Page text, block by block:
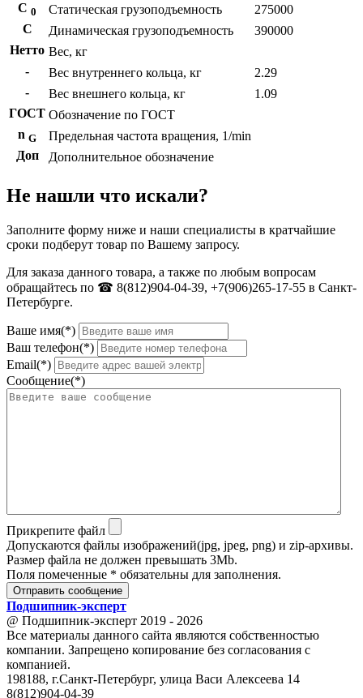
С 0 Статическая грузоподъемность
275000
C
Динамическая грузоподъемность
390000
Нетто Вес, кг
-
Вес внутреннего кольца, кг
2.29
-
Вес внешнего кольца, кг
1.09
ГОСТ Обозначение по ГОСТ
n G
Предельная частота вращения, 1/min
Доп
Дополнительное обозначение
Не нашли что искали?
Заполните форму ниже и наши специалисты в кратчайшие
сроки подберут товар по Вашему запросу.
Для заказа данного товара, а также по любым вопросам
обращайтесь по ☎ 8(812)904-04-39, +7(906)265-17-55 в Санкт-
Петербурге.
Ваше имя(*)
Ваш телефон(*)
Email(*)
Сообщение(*)
Прикрепите файл
Допускаются файлы изображений(jpg, jpeg, png) и zip-архивы.
Размер файла не должен превышать 3Mb.
Поля помеченные * обязательны для заполнения.
Отправить сообщение
Подшипник-эксперт
@ Подшипник-эксперт 2019 - 2026
Все материалы данного сайта являются собственностью
компании. Запрещено копирование без согласования с
компанией.
198188, г.Санкт-Петербург, улица Васи Алексеева 14
8(812)904-04-39